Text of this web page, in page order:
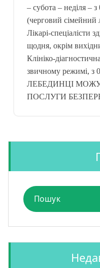
– субота – неділя –
(черговий сімейний
Лікарі-спеціалісти
щодня, окрім
Клініко-
звичному режимі, з
ЛЕБЕДИНЦІ
ПОСЛУГИ
Пошук
для: